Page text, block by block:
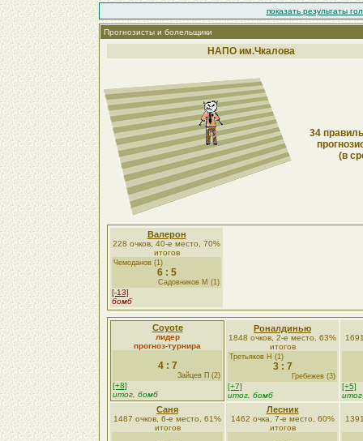
показать результаты
Прогнозисты и болельщики
НАПО им.Чкалова
34
(в
Валерон
228 очков, 40-е место, 70%
итогов
Чемоданов (1)
6 : 5
Садовников М (1)
[-13]
бомб
Coyote
лидер
прогноз-турнира
4 : 7
Зайцев П (2)
[+8]
итог, бомб
Роналдинью
1848 очков, 2-е место, 63%
итогов
Третьяков Н (1)
3 : 7
Гребежев (3)
[+7]
итог, бомб
[+5]
итог
Саня
1487 очков, 6-е место, 61%
итогов
Лесник
1462 очка, 7-е место, 60%
итогов